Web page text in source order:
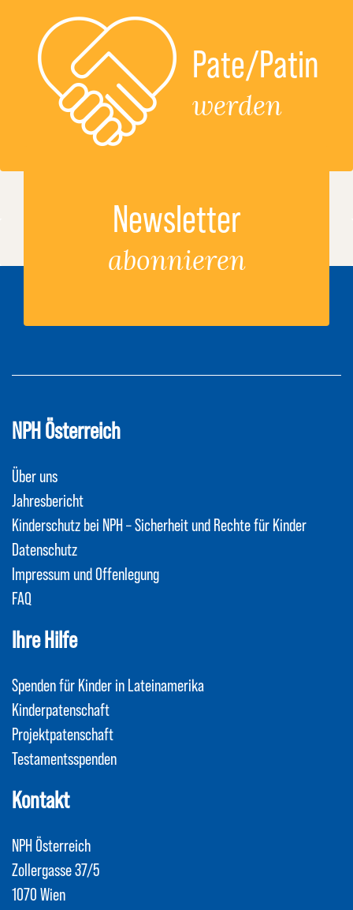
Pate/Patin
werden
Newsletter
abonnieren
NPH Österreich
Über uns
Jahresbericht
Kinderschutz bei NPH – Sicherheit und Rechte für Kinder
Datenschutz
Impressum und Offenlegung
FAQ
Ihre Hilfe
Spenden für Kinder in Lateinamerika
Kinderpatenschaft
Projektpatenschaft
Testamentsspenden
Kontakt
NPH Österreich
Zollergasse 37/5
1070 Wien